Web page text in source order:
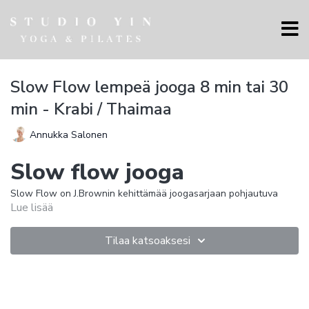
Slow Flow lempeä jooga 8 min tai 30
min - Krabi / Thaimaa
Annukka Salonen
Slow flow jooga
Slow Flow on J.Brownin kehittämää joogasarjaan pohjautuva
terapeuttinen joogaharjoitus, jossa hengitys ja rauhallinen
mukautuu joustavasti yksilön tarpeisiin.
Lue lisää
Tilaa katsoaksesi